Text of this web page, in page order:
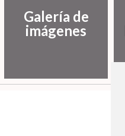
Galería de
imágenes